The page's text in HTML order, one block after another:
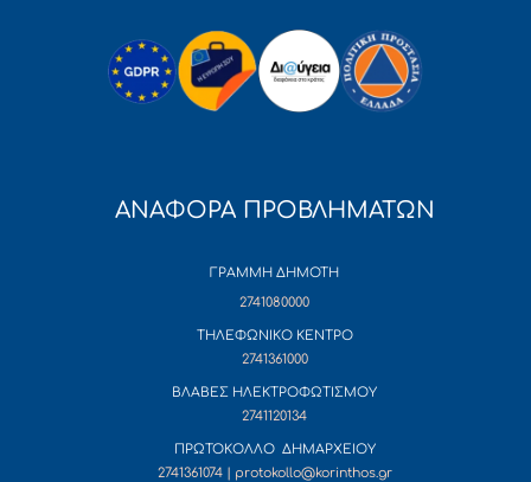
ΑΝΑΦΟΡΑ ΠΡΟΒΛΗΜΑΤΩΝ
ΓΡΑΜΜΗ ΔΗΜΟΤΗ
2741080000
ΤΗΛΕΦΩΝΙΚΟ ΚΕΝΤΡΟ
2741361000
ΒΛΑΒΕΣ ΗΛΕΚΤΡΟΦΩΤΙΣΜΟΥ
2741120134
ΠΡΩΤΟΚΟΛΛΟ ΔΗΜΑΡΧΕΙΟΥ
2741361074 | protokollo@korinthos.gr